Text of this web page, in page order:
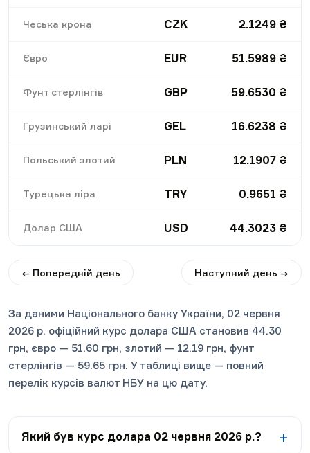
Чеська крона CZK 2.1249 ₴
Євро EUR 51.5989 ₴
Фунт стерлінгів GBP 59.6530 ₴
Грузинський ларі GEL 16.6238 ₴
Польський злотий PLN 12.1907 ₴
Турецька ліра TRY 0.9651 ₴
Долар США USD 44.3023 ₴
← Попередній день Наступний день →
За даними Національного банку України, 02 червня
2026 р. офіційний курс долара США становив 44.30
грн, євро — 51.60 грн, злотий — 12.19 грн, фунт
стерлінгів — 59.65 грн. У таблиці вище — повний
перелік курсів валют НБУ на цю дату.
Який був курс долара 02 червня 2026 р.?